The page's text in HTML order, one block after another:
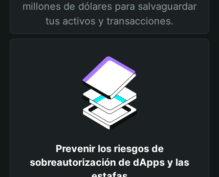
millones de dólares para salvaguardar
tus activos y transacciones.
Prevenir los riesgos de
sobreautorización de dApps y las